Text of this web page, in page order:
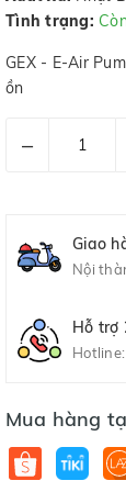
Tình trạng:
GEX - E-Air
ồn
–
Giao
Nội
Hỗ trợ
Mua hàng